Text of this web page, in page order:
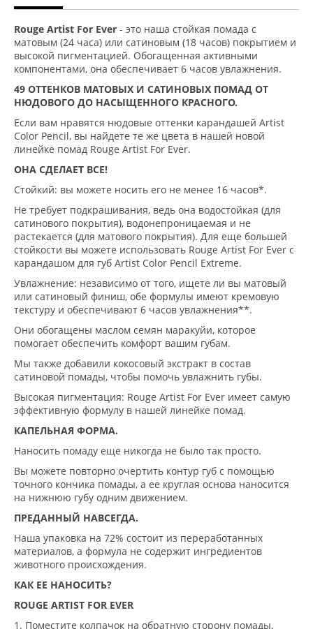
Rouge Artist For Ever - это наша стойкая помада с
матовым (24 часа) или сатиновым (18 часов) покрытием и
высокой пигментацией. Обогащенная активными
компонентами, она обеспечивает 6 часов увлажнения.
49 ОТТЕНКОВ МАТОВЫХ И САТИНОВЫХ ПОМАД ОТ
НЮДОВОГО ДО НАСЫЩЕННОГО КРАСНОГО.
Если вам нравятся нюдовые оттенки карандашей Artist
Color Pencil, вы найдете те же цвета в нашей новой
линейке помад Rouge Artist For Ever.
ОНА СДЕЛАЕТ ВСЕ!
Стойкий: вы можете носить его не менее 16 часов*.
Не требует подкрашивания, ведь она водостойкая (для
сатинового покрытия), водонепроницаемая и не
растекается (для матового покрытия). Для еще большей
стойкости вы можете использовать Rouge Artist For Ever с
карандашом для губ Artist Color Pencil Extreme.
Увлажнение: независимо от того, ищете ли вы матовый
или сатиновый финиш, обе формулы имеют кремовую
текстуру и обеспечивают 6 часов увлажнения**.
Они обогащены маслом семян маракуйи, которое
помогает обеспечить комфорт вашим губам.
Мы также добавили кокосовый экстракт в состав
сатиновой помады, чтобы помочь увлажнить губы.
Высокая пигментация: Rouge Artist For Ever имеет самую
эффективную формулу в нашей линейке помад.
КАПЕЛЬНАЯ ФОРМА.
Наносить помаду еще никогда не было так просто.
Вы можете повторно очертить контур губ с помощью
точного кончика помады, а ее круглая основа наносится
на нижнюю губу одним движением.
ПРЕДАННЫЙ НАВСЕГДА.
Наша упаковка на 72% состоит из переработанных
материалов, а формула не содержит ингредиентов
животного происхождения.
КАК ЕЕ НАНОСИТЬ?
ROUGE ARTIST FOR EVER
1. Поместите колпачок на обратную сторону помады.